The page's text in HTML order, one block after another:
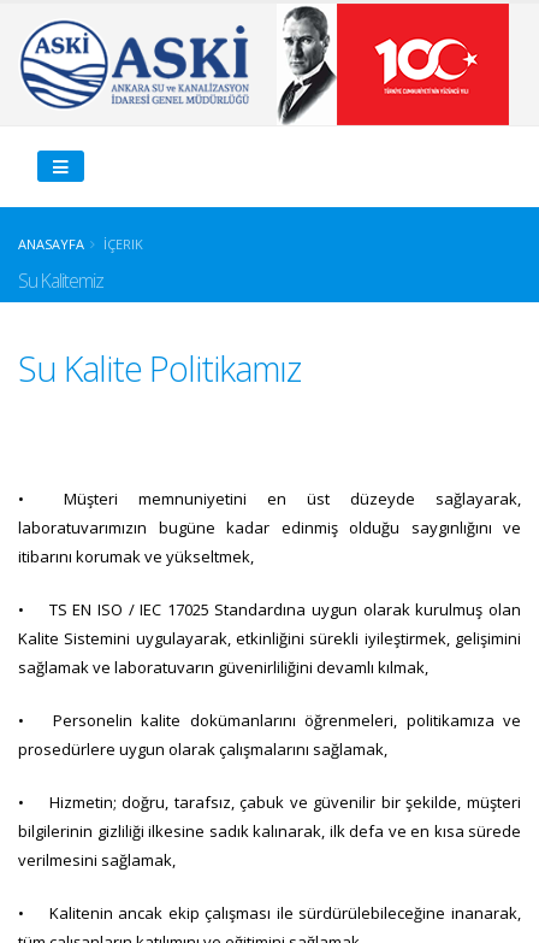
ANASAYFA İÇERIK
Su Kalitemiz
Su Kalite Politikamız
•
Müşteri memnuniyetini en üst düzeyde sağlayarak,
laboratuvarımızın bugüne kadar edinmiş olduğu saygınlığını ve
itibarını korumak ve yükseltmek,
•
TS EN ISO / IEC 17025 Standardına uygun olarak kurulmuş olan
Kalite Sistemini uygulayarak, etkinliğini sürekli iyileştirmek, gelişimini
sağlamak ve laboratuvarın güvenirliliğini devamlı kılmak,
•
Personelin kalite dokümanlarını öğrenmeleri, politikamıza ve
prosedürlere uygun olarak çalışmalarını sağlamak,
•
Hizmetin; doğru, tarafsız, çabuk ve güvenilir bir şekilde, müşteri
bilgilerinin gizliliği ilkesine sadık kalınarak, ilk defa ve en kısa sürede
verilmesini sağlamak,
•
Kalitenin ancak ekip çalışması ile sürdürülebileceğine inanarak,